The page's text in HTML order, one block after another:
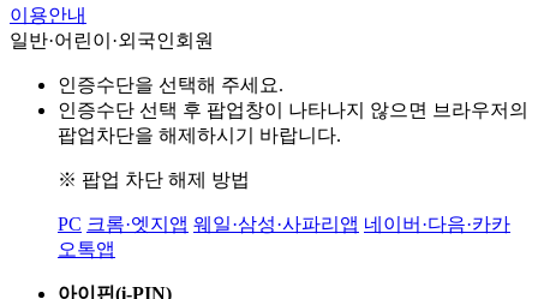
이용안내
일반·어린이·외국인회원
인증수단을 선택해 주세요.
인증수단 선택 후 팝업창이 나타나지 않으면 브라우저의
팝업차단을 해제하시기 바랍니다.
※ 팝업 차단 해제 방법
PC 크롬·엣지앱 웨일·삼성·사파리앱 네이버·다음·카카
오톡앱
아이핀(i-PIN)